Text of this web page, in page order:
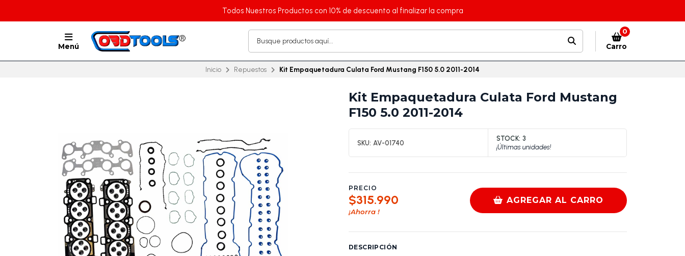
Todos Nuestros Productos con 10% de descuento al finalizar la compra
Menú
0
Carro
Inicio Repuestos Kit Empaquetadura Culata Ford Mustang F150 5.0 2011-2014
Kit Empaquetadura Culata Ford Mustang
F150 5.0 2011-2014
SKU: AV-01740
STOCK: 3
¡Últimas unidades!
PRECIO
$315.990
¡Ahorra !
AGREGAR AL CARRO
DESCRIPCIÓN